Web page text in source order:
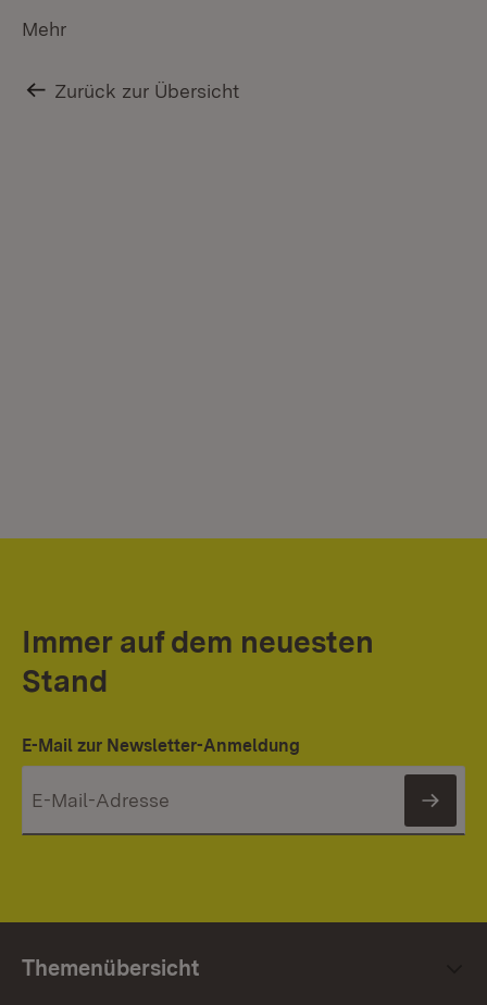
Mehr
Zurück zur Übersicht
Immer auf dem neuesten
Stand
E-Mail zur Newsletter-Anmeldung
Themenübersicht